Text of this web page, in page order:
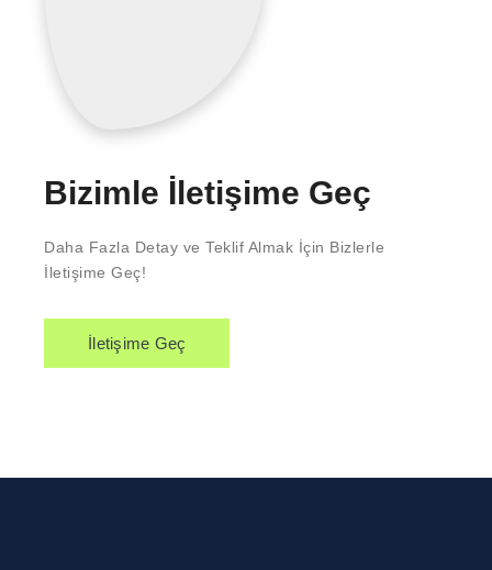
Bizimle İletişime Geç
Daha Fazla Detay ve Teklif Almak İçin Bizlerle
İletişime Geç!
İletişime Geç